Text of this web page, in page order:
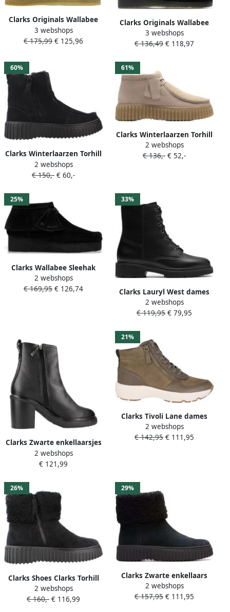
Clarks Originals Wallabee
Boot s Maple Suede Laarzen
26155520
3 webshops
€ 175,99 € 125,96
Clarks Originals Wallabee
Boot s Black Sde Laarzen
26155521
3 webshops
€ 136,49 € 118,97
60%
Clarks Winterlaarzen Torhill
Cozy Plateauzolen met
modieuze siernaad
2 webshops
€ 150,- € 60,-
61%
Clarks Winterlaarzen Torhill
Moss Desert boots
winterboots met markante
2 webshops
€ 136,- € 52,-
25%
Clarks Wallabee Sleehak
Suède Enkellaarsjes
2 webshops
€ 169,95 € 126,74
33%
Clarks Lauryl West dames
laars Zwart
2 webshops
€ 119,95 € 79,95
Clarks Zwarte enkellaarsjes
voor vrouwen Black Dames
2 webshops
€ 121,99
21%
Clarks Tivoli Lane dames
laars Groen
2 webshops
€ 142,95 € 111,95
26%
Clarks Shoes Clarks Torhill
Turn enkellaars zwart
2 webshops
€ 160,- € 116,99
29%
Clarks Zwarte enkellaars
voor dames Torhill Turn
2 webshops
€ 157,95 € 111,95